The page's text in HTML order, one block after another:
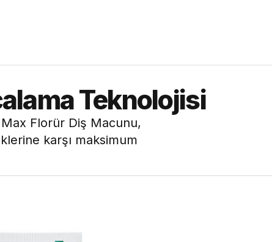
Teknolojisi
Florür Diş Macunu,
karşı maksimum